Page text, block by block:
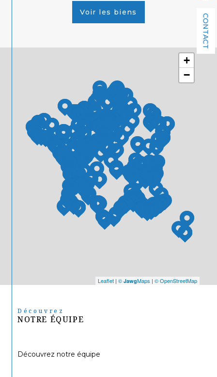
CONTACT
+
−
Leaflet | © JawgMaps | © OpenStreetMap
Voir les biens
Découvrez
NOTRE ÉQUIPE
Découvrez notre équipe